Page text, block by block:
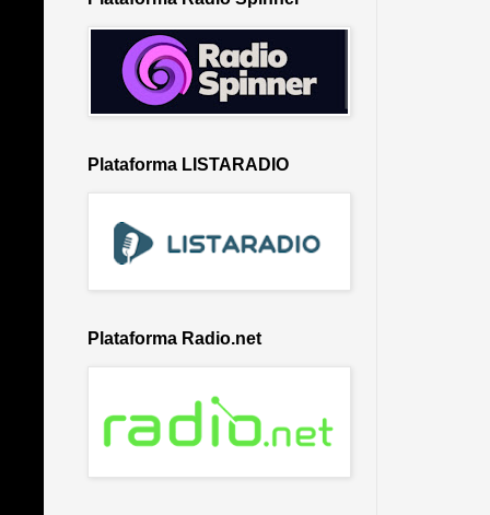
Plataforma LISTARADIO
Plataforma Radio.net